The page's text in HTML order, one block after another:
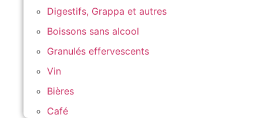
Digestifs, Grappa et autres
Boissons sans alcool
Granulés effervescents
Vin
Bières
Café